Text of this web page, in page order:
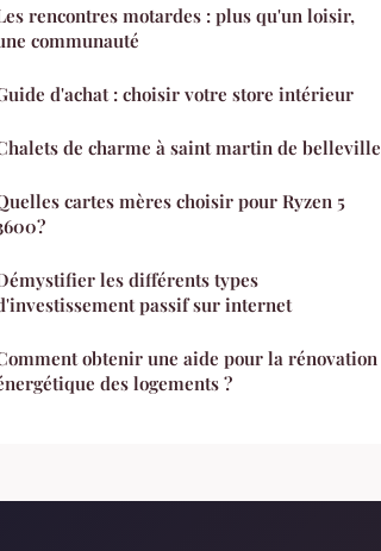
rencontres motardes : plus qu'un loisir,
communauté
d'achat : choisir votre store intérieur
de charme à saint martin de belleville
cartes mères choisir pour Ryzen 5
les différents types
passif sur internet
obtenir une aide pour la rénovation
des logements ?